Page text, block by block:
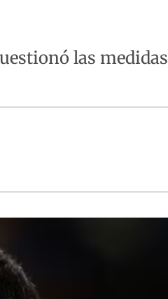
las medidas